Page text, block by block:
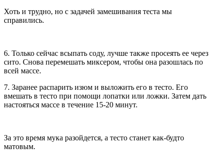
Хоть и трудно, но с задачей замешивания теста мы
справились.
6. Только сейчас всыпать соду, лучше также просеять ее через
сито. Снова перемешать миксером, чтобы она разошлась по
всей массе.
7. Заранее распарить изюм и выложить его в тесто. Его
вмешать в тесто при помощи лопатки или ложки. Затем дать
настояться массе в течение 15-20 минут.
За это время мука разойдется, а тесто станет как-будто
матовым.